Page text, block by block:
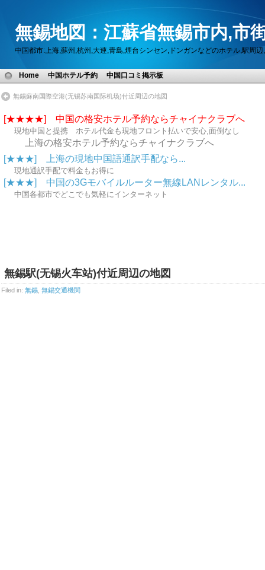
無錫地図：江蘇省無錫市内,市
中国都市:上海,蘇州,杭州,大連,青島,煙台シンセン,ドンガンなどのホテル,駅周
Home 中国ホテル予約 中国口コミ掲示板
無錫蘇南国際空港(无锡苏南国际机场)付近周辺の地図
[★★★★] 中国の格安ホテル予約ならチャイナクラブへ
現地中国と提携 ホテル代金も現地フロント払いで安心,面倒なし
上海の格安ホテル予約ならチャイナクラブへ
[★★★] 上海の現地中国語通訳手配なら...
現地通訳手配で料金もお得に
[★★★] 中国の3Gモバイルルーター無線LANレンタル...
中国各都市でどこでも気軽にインターネット
無錫駅(无锡火车站)付近周辺の地図
Filed in: 無錫 無錫交通機関